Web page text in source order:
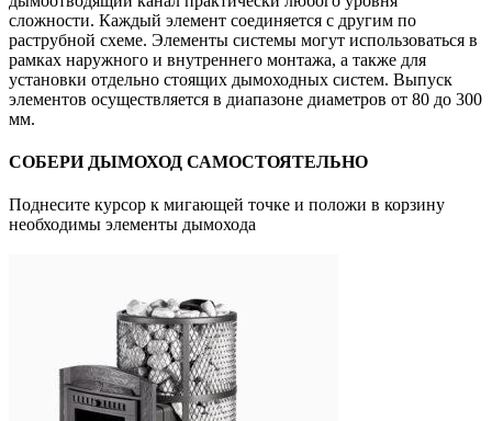
сложности. Каждый элемент соединяется с другим по
раструбной схеме. Элементы системы могут использоваться в
рамках наружного и внутреннего монтажа, а также для
установки отдельно стоящих дымоходных систем. Выпуск
элементов осуществляется в диапазоне диаметров от 80 до 300
мм.
СОБЕРИ ДЫМОХОД САМОСТОЯТЕЛЬНО
Поднесите курсор к мигающей точке и положи в корзину
необходимы элементы дымохода